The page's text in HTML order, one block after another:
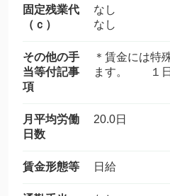
固定残業代
（ｃ）
なし
なし
その他の手
当等付記事
項
＊賃金には特
ます。 １日
月平均労働
日数
20.0日
賃金形態等 日給